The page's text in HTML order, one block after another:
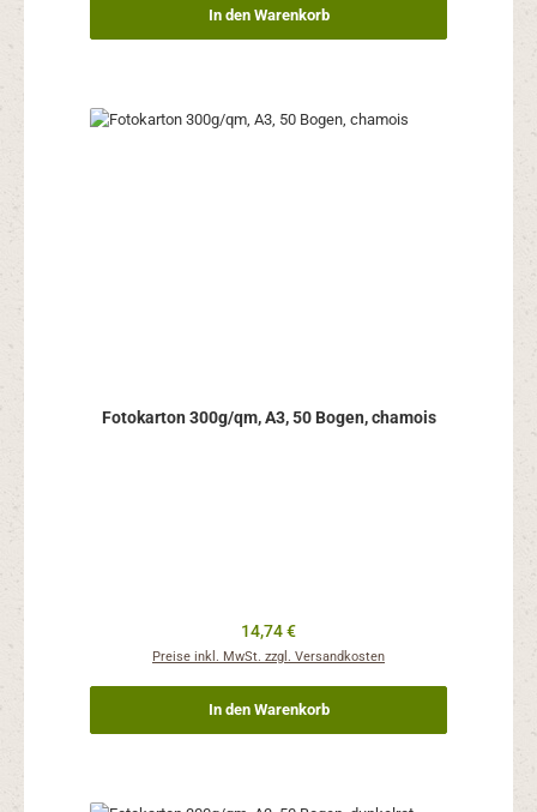
In den Warenkorb
Fotokarton 300g/qm, A3, 50 Bogen, chamois
Regulärer Preis:
14,74 €
Preise inkl. MwSt. zzgl. Versandkosten
In den Warenkorb